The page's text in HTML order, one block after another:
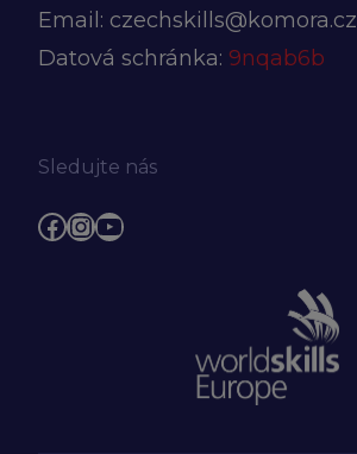
Email: czechskills@komora.cz
Datová schránka: 9nqab6b
Sledujte nás
Facebook
Instagram
YouTube